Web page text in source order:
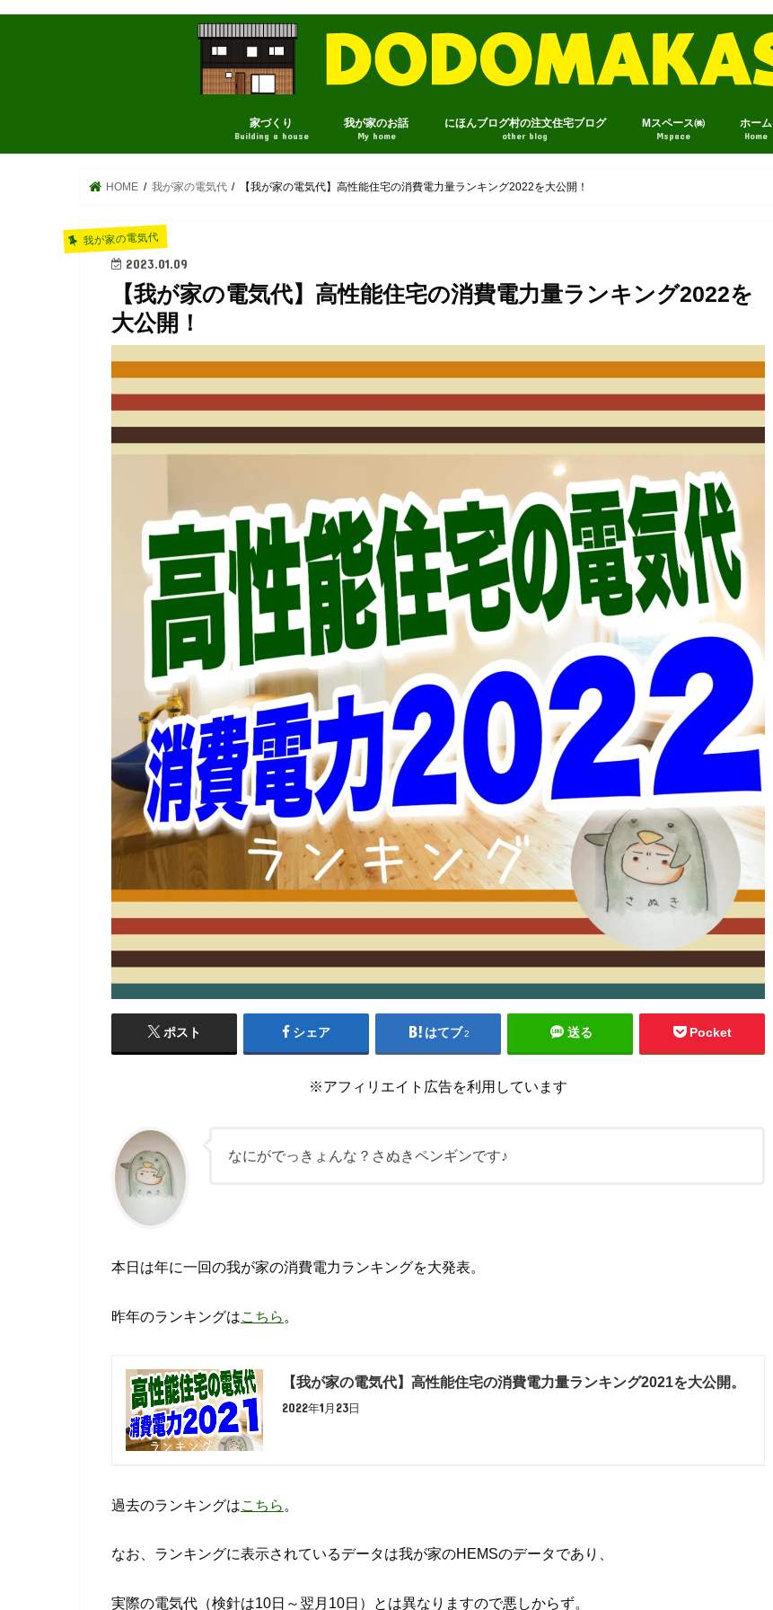
家づくり
Building a house
我が家のお話
My home
にほんブログ村の注文住宅ブログ
other blog
Mスペース㈱
Mspace
ホーム
Home
HOME 我が家の電気代 【我が家の電気代】高性能住宅の消費電力量ランキング2022を大公開！
我が家の電気代
2023.01.09
【我が家の電気代】高性能住宅の消費電力量ランキング2022を
大公開！
ポスト シェア はてブ2 送る Pocket
※アフィリエイト広告を利用しています
なにがでっきょんな？さぬきペンギンです♪
本日は年に一回の我が家の消費電力ランキングを大発表。
昨年のランキングは こちら
【我が家の電気代】高性能住宅の消費電力量ランキング2021を大公開。
2022年1月23日
過去のランキングはこちら 。
なお、ランキングに表示されているデータは我が家のHEMSのデータであり、
実際の電気代（検針は10日～翌月10日）とは異なりますので悪しからず。